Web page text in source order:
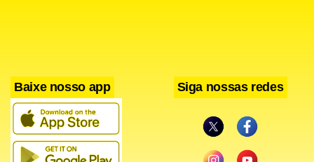
A Serasa e a ClearSale teriam acessado serviços da Unico
por meio da Skill Tecnologia, firma que possuía
autorização para utilizar a plataforma exclusivamente em
operações do Banco do Brasil.
Baixe nosso app Siga nossas redes